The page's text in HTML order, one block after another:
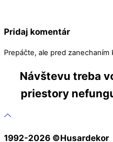
Pridaj komentár
Prepáčte, ale pred zanechaním
Návštevu treba
priestory
1992-2026 ©️Husardekor